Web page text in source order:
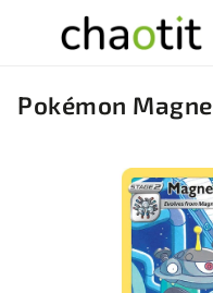
Pokémon